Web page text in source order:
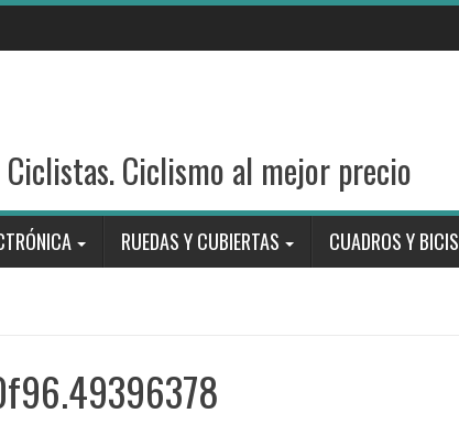
Ciclismo al mejor precio
RUEDAS Y CUBIERTAS CUADROS Y BICIS